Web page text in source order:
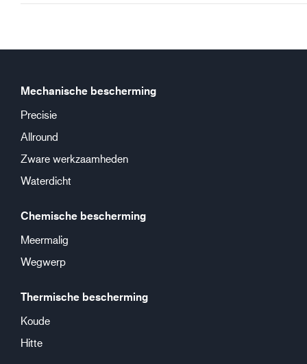
Mechanische bescherming
Precisie
Allround
Zware werkzaamheden
Waterdicht
Chemische bescherming
Meermalig
Wegwerp
Thermische bescherming
Koude
Hitte